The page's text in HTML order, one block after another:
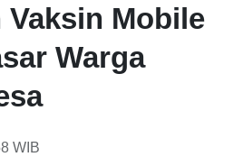
Mobile
Warga
WIB